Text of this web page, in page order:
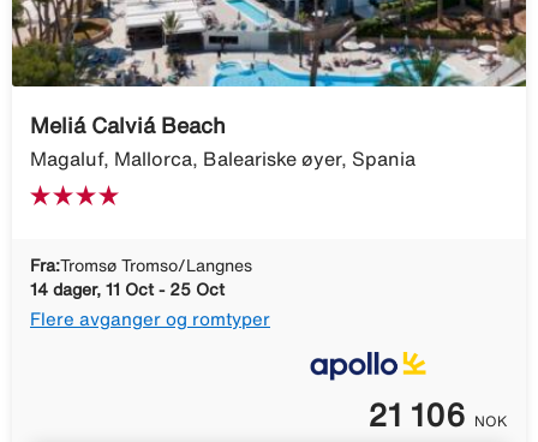
Meliá Calviá Beach
Magaluf, Mallorca, Baleariske øyer, Spania
Fra:Tromsø Tromso/Langnes
14 dager, 11 Oct - 25 Oct
Flere avganger og romtyper
21 106 NOK